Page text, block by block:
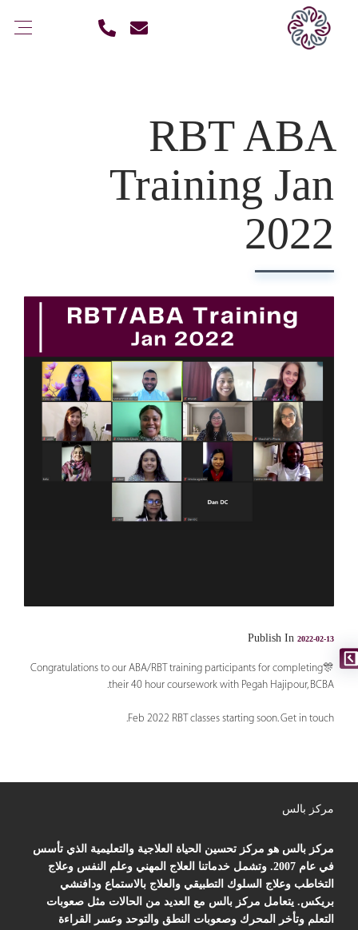
RBT ABA
Training Jan
2022
Publish In 2022-02-13
🎊Congratulations to our ABA/RBT training participants for completing
their 40 hour coursework with Pegah Hajipour, BCBA.
Feb 2022 RBT classes starting soon. Get in touch.
مركز بالس
مركز بالس هو مركز تحسين الحياة العلاجية والتعليمية الذي تأسس
في عام 2007. وتشمل خدماتنا العلاج المهني وعلم النفس وعلاج
التخاطب وعلاج السلوك التطبيقي والعلاج بالاستماع ودافنشي
بريكس. يتعامل مركز بالس مع العديد من الحالات مثل صعوبات
التعلم وتأخر المحرك وصعوبات النطق والتوحد وعسر القراءة